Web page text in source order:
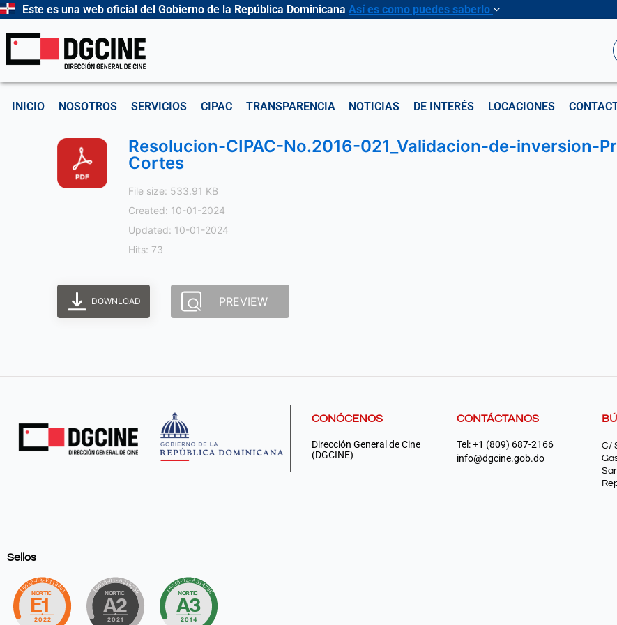
Ir
contenido
Este es una web oficial del Gobierno de la República Dominicana Así es como puedes saberlo
INICIO NOSOTROS SERVICIOS CIPAC TRANSPARENCIA NOTICIAS DE INTERÉS LOCACIONES
Resolucion-CIPAC-No.2016-021_Validacion-de-inversion-
Cortes
File size: 533.91 KB
Created: 10-01-2024
Updated: 10-01-2024
Hits: 73
DOWNLOAD PREVIEW
CONÓCENOS
Dirección General de Cine
(DGCINE)
CONTÁCTANOS
Tel: +1 (809) 687-2166
info@dgcine.gob.do
C/
Sellos